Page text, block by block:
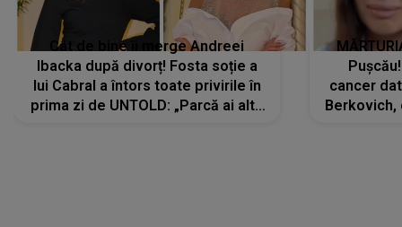
Cât de bine îi merge Andreei
Ibacka după divorț! Fosta soție a
lui Cabral a întors toate privirile în
prima zi de UNTOLD: „Parcă ai altă
cancer
Berkovich,